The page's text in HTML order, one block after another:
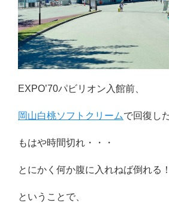
EXPO’70パビリオン入館前、
岡山白桃ソフトクリームで回復し
もはや時間切れ・・・
とにかく何か腹に入れねば倒れる
ということで、